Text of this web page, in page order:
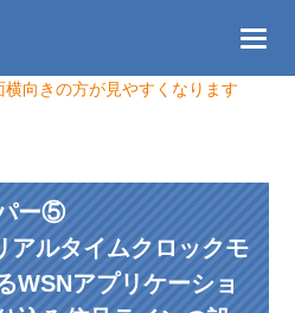
向きの方が見やすくなります
ー⑤
アルタイムクロックモ
WSNアプリケーショ